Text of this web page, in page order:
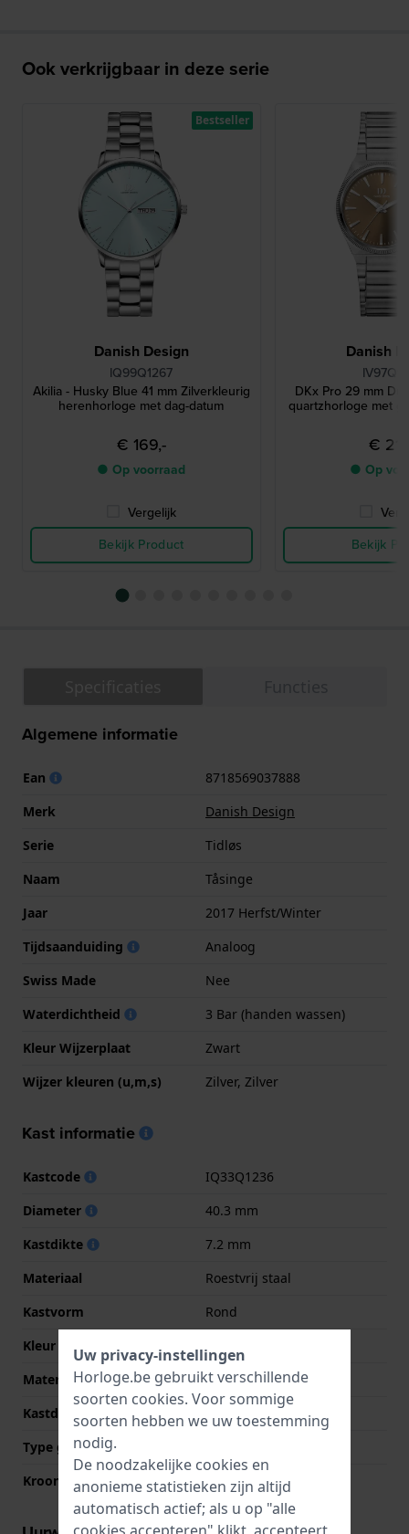
Ook verkrijgbaar in deze serie
Danish Design
IQ99Q1267
Akilia - Husky Blue 41 mm Zilverkleurig
herenhorloge met dag-datum
€ 169,-
● Op voorraad
Vergelijk
Bekijk Product
Bestseller
Danish
DKx Pro 29 mm
quartzhorloge met
€
● Op
Bekijk
Algemene informatie
Ean
8718569037888
Merk
Danish Design
Serie
Tidløs
Naam
Tåsinge
Jaar
2017 Herfst/Winter
Tijdsaanduiding
Analoog
Swiss Made
Nee
Waterdichtheid
3 Bar (handen wassen)
Kleur Wijzerplaat
Zwart
Wijzer kleuren (u,m,s)
Zilver, Zilver
Kast informatie
Kastcode
IQ33Q1236
Diameter
40.3 mm
Kastdikte
7.2 mm
Materiaal
Roestvrij staal
Kastvorm
Rond
Kleur kast
Zilver
Materiaal kastdeksel
Roestvrij staal
Kastdeksel
Gedicht met schroefjes
Type glas
Kroon
Trek kroon
Uw privacy-instellingen
Horloge.be gebruikt verschillende
soorten cookies. Voor sommige
soorten hebben we uw toestemming
nodig.
De noodzakelijke cookies en
anonieme statistieken zijn altijd
automatisch actief; als u op "alle